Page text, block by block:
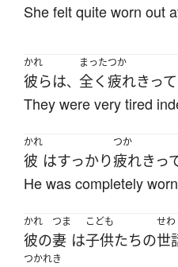
She felt quite worn out
かれ
彼らは、
まった
全く
つか
疲れきっ
They were very tired
かれ
彼 はすっかり
つか
疲れきっ
He was completely
かれ
彼の
つま
妻 は
こども
子供たちの
せわ
世
つかれき